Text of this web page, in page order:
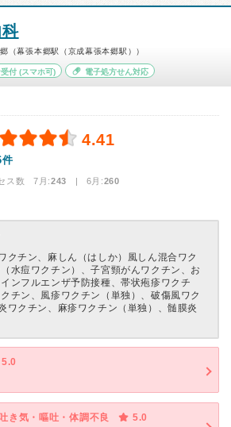
（幕張本郷駅（京成幕張本郷駅））
付(スマホ可) 電子処方せん対応
4.41
件
ス数 7月:243 | 6月:260
クチン、麻しん（はしか）風しん混合ワク
水痘ワクチン）、子宮頸がんワクチン、お
ンフルエンザ予防接種、帯状疱疹ワクチ
チン、風疹ワクチン（単独）、破傷風ワク
ワクチン、麻疹ワクチン（単独）、髄膜炎
5.0
き気・嘔吐・体調不良
5.0